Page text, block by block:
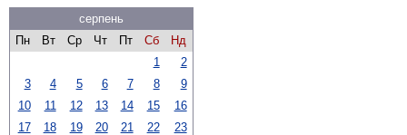
серпень
Пн
Вт Ср Чт Пт Сб
Нд
1
2
3
4 5 6 7 8
9
10
11 12 13 14 15
16
17
18 19 20 21 22
23